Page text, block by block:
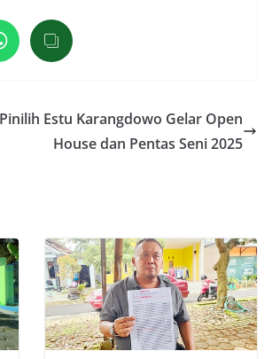
Estu Karangdowo Gelar Open
House dan Pentas Seni 2025